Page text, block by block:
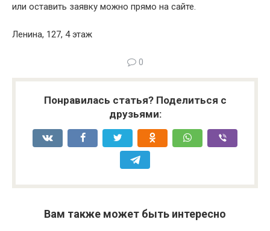
или оставить заявку можно прямо на сайте.
Ленина, 127, 4 этаж
0
Понравилась статья? Поделиться с
друзьями:
Вам также может быть интересно